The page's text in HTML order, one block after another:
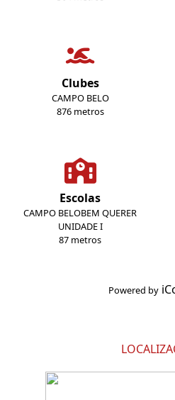
Clubes
CAMPO BELO
876 metros
Escolas
CAMPO BELOBEM QUERER
UNIDADE I
87 metros
Powered by